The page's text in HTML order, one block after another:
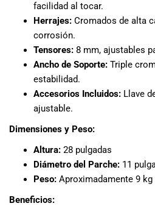
mejor
Además,
nuestra
facilidad al tocar.
Herrajes: Cromados de alta
corrosión.
Tensores: 8 mm, ajustables
Ancho de Soporte: Triple
estabilidad.
Accesorios Incluidos: Llave
ajustable.
Dimensiones y Peso:
Altura: 28 pulgadas
Diámetro del Parche: 11
Peso: Aproximadamente 9 kg
Beneficios: